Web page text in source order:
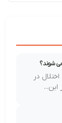
شوند؟
در